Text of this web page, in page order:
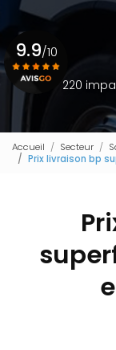
220
9.9/10
Accueil Secteur
Prix livraison bp